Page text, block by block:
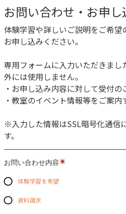
お問い合わせ・お申
体験学習や詳しいご説明をご希望
お申し込みください。
専用フォームに入力いただきま
外には使用しません。
・お申し込み内容に対して受付
・教室のイベント情報等をご案内
※入力した情報はSSL暗号化通信
す。
お問い合わせ内容
体験学習を希望
資料請求